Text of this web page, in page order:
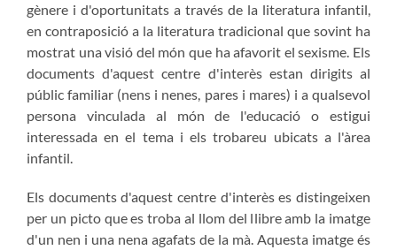
gènere i d'oportunitats a través de la literatura infantil,
en contraposició a la literatura tradicional que sovint ha
mostrat una visió del món que ha afavorit el sexisme. Els
documents d'aquest centre d'interès estan dirigits al
públic familiar (nens i nenes, pares i mares) i a qualsevol
persona vinculada al món de l'educació o estigui
interessada en el tema i els trobareu ubicats a l'àrea
infantil.
Els documents d'aquest centre d'interès es distingeixen
per un picto que es troba al llom del llibre amb la imatge
d'un nen i una nena agafats de la mà. Aquesta imatge és